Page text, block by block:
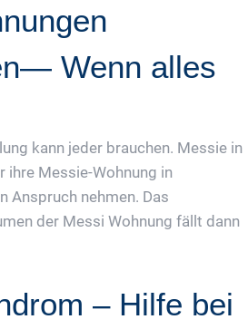
Wenn alles
kann jeder brauchen. Messie in
ihre Messie-Wohnung in
Anspruch nehmen. Das
der Messi Wohnung fällt dann
– Hilfe bei